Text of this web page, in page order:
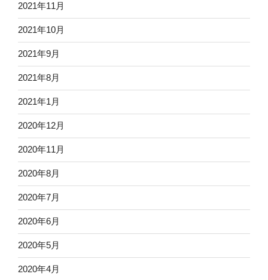
2021年11月
2021年10月
2021年9月
2021年8月
2021年1月
2020年12月
2020年11月
2020年8月
2020年7月
2020年6月
2020年5月
2020年4月